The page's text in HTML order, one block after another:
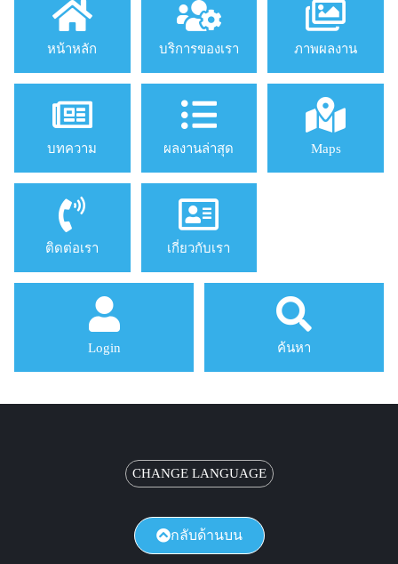
หน้าหลัก บริการของเรา ภาพผลงาน
บทความ ผลงานล่าสุด Maps
ติดต่อเรา เกี่ยวกับเรา
Login ค้นหา
CHANGE LANGUAGE
กลับด้านบน